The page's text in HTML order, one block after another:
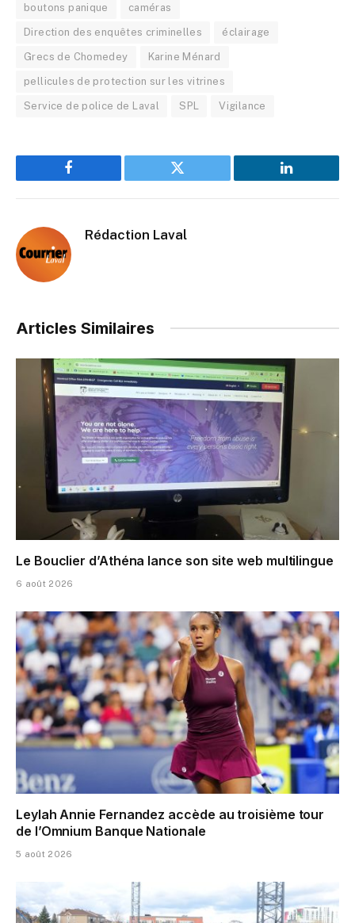
boutons panique caméras
Direction des enquêtes criminelles éclairage
Grecs de Chomedey Karine Ménard
pellicules de protection sur les vitrines
Service de police de Laval SPL Vigilance
Facebook Twitter LinkedIn
Rédaction Laval
Articles Similaires
Le Bouclier d’Athéna lance son site web multilingue
6 août 2026
Leylah Annie Fernandez accède au troisième tour
de l’Omnium Banque Nationale
5 août 2026